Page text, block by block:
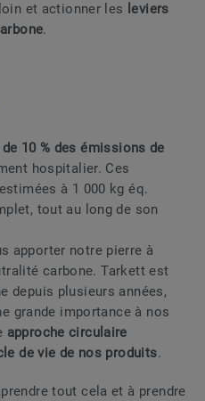
et actionner les leviers
.
10 % des émissions de
hospitalier. Ces
à 1 000 kg éq.
tout au long de son
apporter notre pierre à
carbone. Tarkett est
depuis plusieurs années,
grande importance à nos
approche circulaire
de vie de nos produits.
tout cela et à prendre